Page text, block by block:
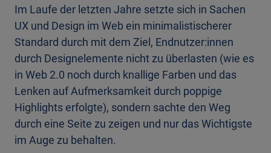
Im Laufe der letzten Jahre setzte sich in Sachen
UX und Design im Web ein minimalistischerer
Standard durch mit dem Ziel, Endnutzer:innen
durch Designelemente nicht zu überlasten (wie es
in Web 2.0 noch durch knallige Farben und das
Lenken auf Aufmerksamkeit durch poppige
Highlights erfolgte), sondern sachte den Weg
durch eine Seite zu zeigen und nur das Wichtigste
im Auge zu behalten.